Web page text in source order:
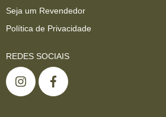
Seja um Revendedor
Política de Privacidade
REDES SOCIAIS